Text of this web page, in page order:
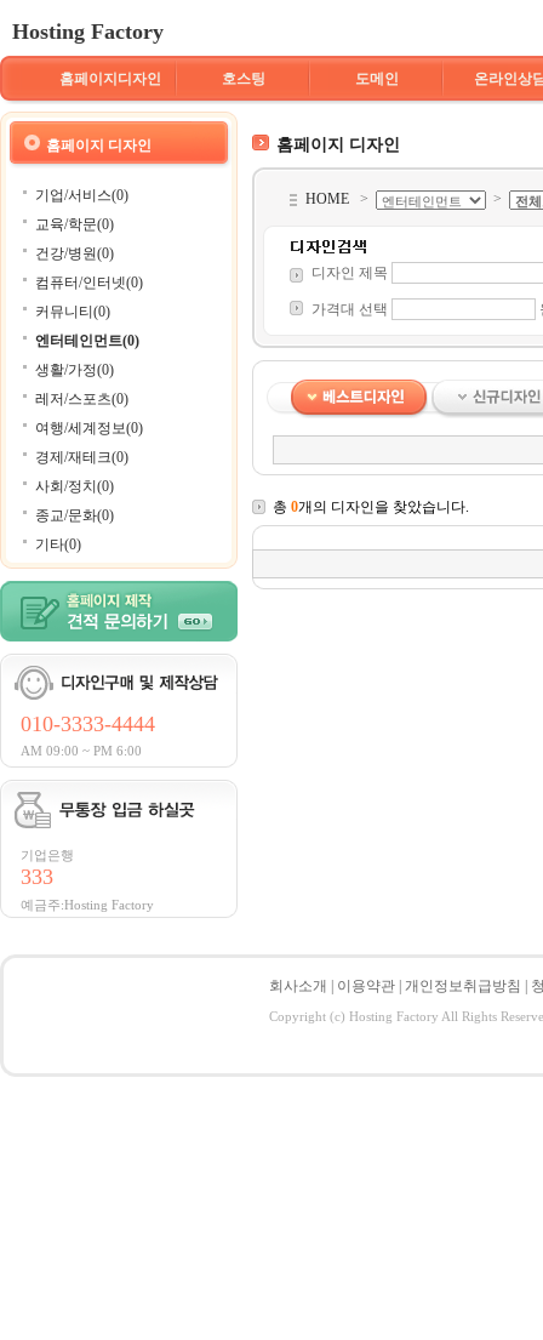
Hosting Factory
홈페이지디자인 호스팅 도메인 온라인상
홈페이지 디자인
기업/서비스(0)
교육/학문(0)
건강/병원(0)
컴퓨터/인터넷(0)
커뮤니티(0)
엔터테인먼트(0)
생활/가정(0)
레저/스포츠(0)
여행/세계정보(0)
경제/재테크(0)
사회/정치(0)
종교/문화(0)
기타(0)
010-3333-4444
AM 09:00 ~ PM 6:00
기업은행
333
예금주:Hosting Factory
홈페이지 디자인
HOME > >
디자인 제목
가격대 선택
총 0개의 디자인을 찾았습니다.
회사소개 이용약관 개인정보취급방침
Copyright (c) Hosting Factory All Rights